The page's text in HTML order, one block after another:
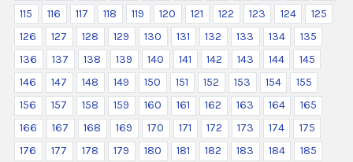
115
116 117 118 119 120 121 122 123 124
125
126
127 128 129 130 131 132 133 134
135
136
137 138 139 140 141 142 143 144
145
146
147 148 149 150 151 152 153 154
155
156
157 158 159 160 161 162 163 164
165
166
167 168 169 170 171 172 173 174
175
176
177 178 179 180 181 182 183 184
185